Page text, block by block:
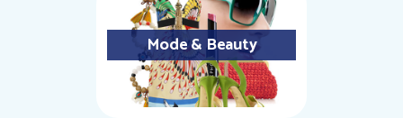
Mode & Beauty